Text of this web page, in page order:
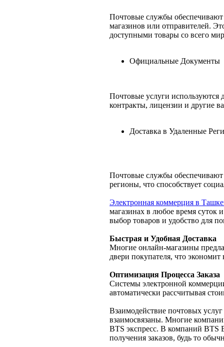
Почтовые службы обеспечивают
магазинов или отправителей.
доступными товары со всего
Официальные Документы
Почтовые услуги используются
контракты, лицензии и другие
Доставка в Удаленные
Почтовые службы обеспечивают
регионы, что способствует
Электронная коммерция в
магазинах в любое время суток
выбор товаров и удобство для
Быстрая и Удобная Доставка
Многие онлайн-магазины
двери покупателя, что экономит
Оптимизация Процесса Заказа
Системы электронной
автоматически рассчитывая
Взаимодействие почтовых
взаимосвязаны. Многие
BTS экспресс. В компаний BTS
получения заказов, будь то